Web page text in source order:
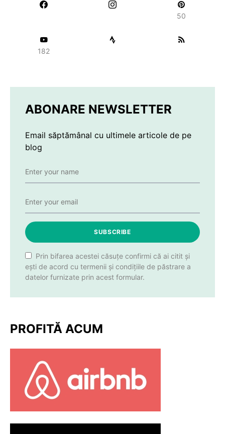
50
182
ABONARE NEWSLETTER
Email săptămânal cu ultimele articole de pe
blog
SUBSCRIBE
Prin bifarea acestei căsuțe confirmi că ai citit și
ești de acord cu termenii și condițiile de păstrare a
datelor furnizate prin acest formular.
PROFITĂ ACUM